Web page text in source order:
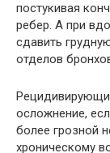
постукивая
ребер. А при
сдавить
отделов
осложнение,
более грозной
хроническому